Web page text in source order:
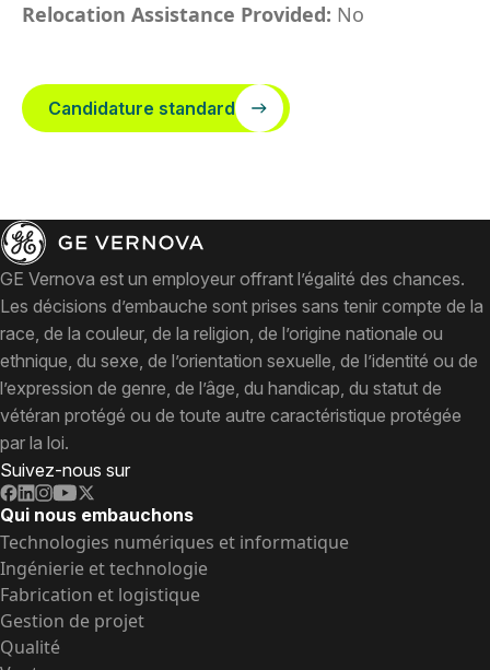
Relocation Assistance Provided: No
Candidature standard
GE Vernova est un employeur offrant l’égalité des chances.
Les décisions d’embauche sont prises sans tenir compte de la
race, de la couleur, de la religion, de l’origine nationale ou
ethnique, du sexe, de l’orientation sexuelle, de l’identité ou de
l’expression de genre, de l’âge, du handicap, du statut de
vétéran protégé ou de toute autre caractéristique protégée
par la loi.
Suivez-nous sur
Qui nous embauchons
Technologies numériques et informatique
Ingénierie et technologie
Fabrication et logistique
Gestion de projet
Qualité